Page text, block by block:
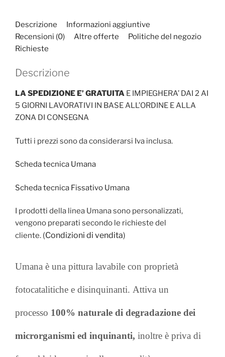
Descrizione
Informazioni aggiuntive
Recensioni (0)
Altre offerte
Politiche del negozio
Richieste
Descrizione
LA SPEDIZIONE E’ GRATUITA E IMPIEGHERA’ DAI 2 AI
5 GIORNI LAVORATIVI IN BASE ALL’ORDINE E ALLA
ZONA DI CONSEGNA
Tutti i prezzi sono da considerarsi Iva inclusa.
Scheda tecnica Umana
Scheda tecnica Fissativo Umana
I prodotti della linea Umana sono personalizzati,
vengono preparati secondo le richieste del
cliente. (Condizioni di vendita)
Umana è una pittura lavabile con proprietà
fotocatalitiche e disinquinanti. Attiva un
processo 100% naturale di degradazione dei
microrganismi ed inquinanti, inoltre è priva di